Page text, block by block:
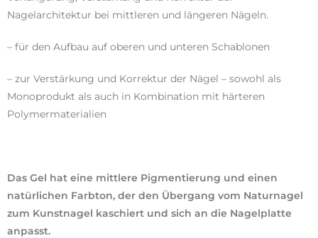
Nagelarchitektur bei mittleren und längeren Nägeln.
– für den Aufbau auf oberen und unteren Schablonen
– zur Verstärkung und Korrektur der Nägel – sowohl als
Monoprodukt als auch in Kombination mit härteren
Polymermaterialien
Das Gel hat eine mittlere Pigmentierung und einen
natürlichen Farbton, der den Übergang vom Naturnagel
zum Kunstnagel kaschiert und sich an die Nagelplatte
anpasst.